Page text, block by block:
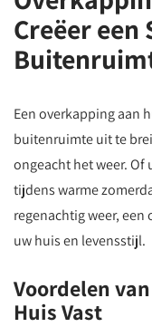
Creëer
Een overkapping aan
buitenruimte uit te
ongeacht het weer.
tijdens warme
regenachtig weer,
uw huis en levensstijl.
Voordelen
Huis Vast